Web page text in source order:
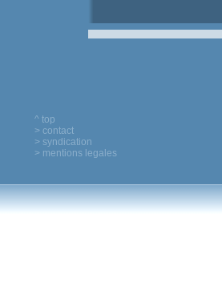
^ top
> contact
> syndication
> mentions legales